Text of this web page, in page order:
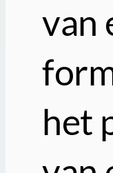
van
het